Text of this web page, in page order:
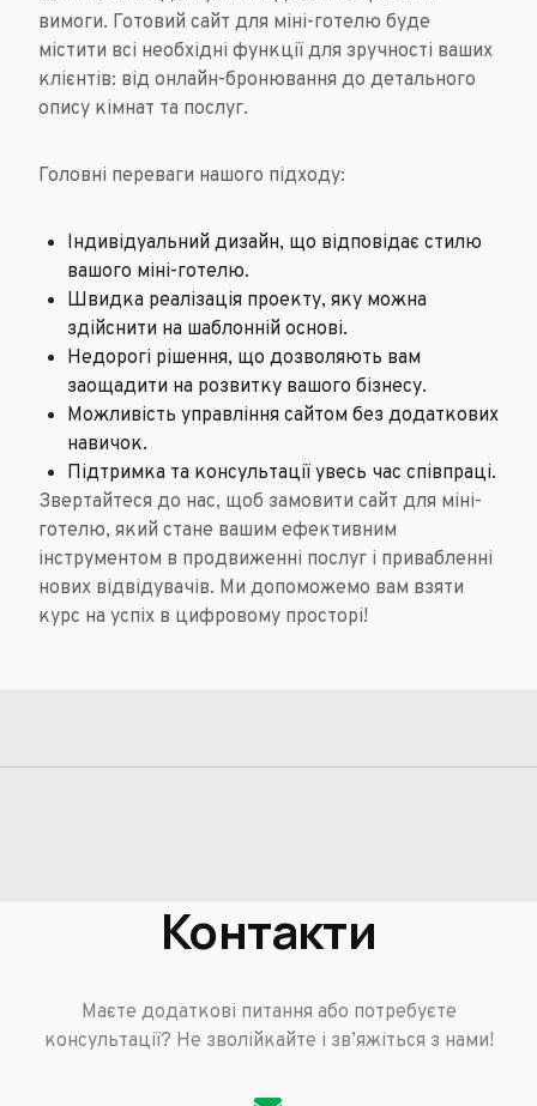
вимоги. Готовий сайт для міні-готелю буде
містити всі необхідні функції для зручності ваших
клієнтів: від онлайн-бронювання до детального
опису кімнат та послуг.
Головні переваги нашого підходу:
Індивідуальний дизайн, що відповідає стилю
вашого міні-готелю.
Швидка реалізація проекту, яку можна
здійснити на шаблонній основі.
Недорогі рішення, що дозволяють вам
заощадити на розвитку вашого бізнесу.
Можливість управління сайтом без додаткових
навичок.
Підтримка та консультації увесь час співпраці.
Звертайтеся до нас, щоб замовити сайт для міні-
готелю, який стане вашим ефективним
інструментом в продвиженні послуг і привабленні
нових відвідувачів. Ми допоможемо вам взяти
курс на успіх в цифровому просторі!
Контакти
Маєте додаткові питання або потребуєте
консультації? Не зволійкайте і зв’яжіться з нами!